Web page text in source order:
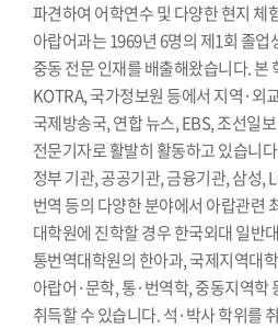
파견하여 어학연수 및 다양한 현지 체
아랍어과는 1969년 6명의 제1회 졸
중동 전문 인재를 배출해왔습니다. 본
KOTRA, 국가정보원 등에서 지역·외
국제방송국, 연합 뉴스, EBS, 조선일
전문기자로 활발히 활동하고 있습니
정부 기관, 공공기관, 금융기관, 삼성,
번역 등의 다양한 분야에서 아랍관련
대학원에 진학할 경우 한국외대 일반
통번역대학원의 한아과, 국제지역대
아랍어·문학, 통·번역학, 중동지역학
취득할 수 있습니다. 석·박사 학위를